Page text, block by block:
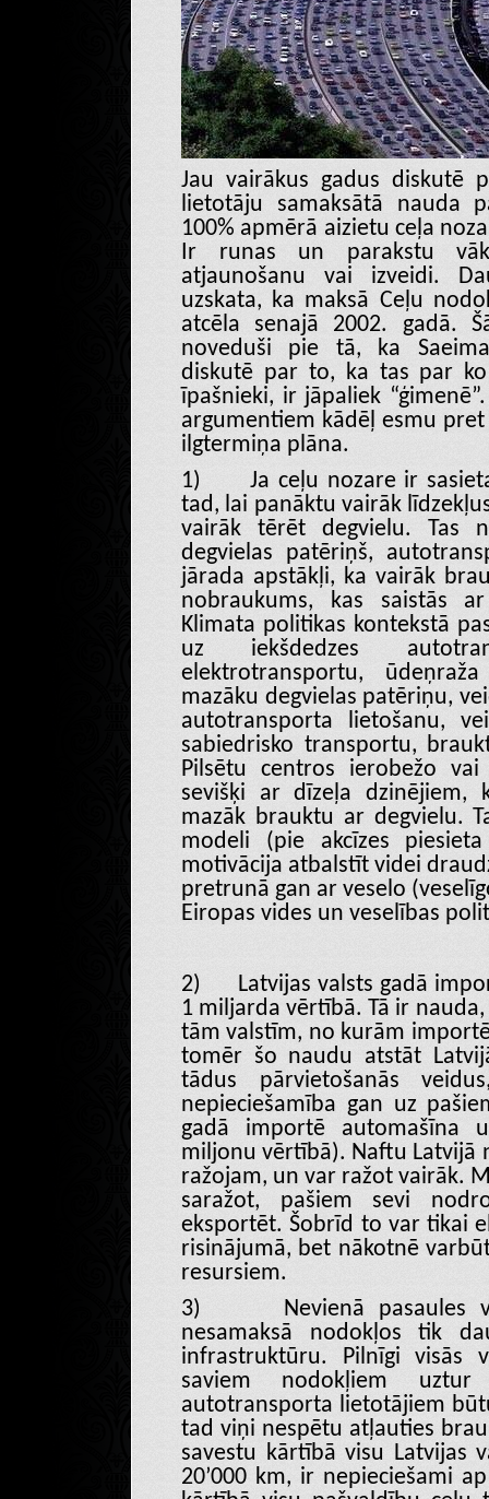
Jau vairākus gadus diskutē
lietotāju samaksātā nauda
100% apmērā aizietu ceļa
Ir runas un parakstu
atjaunošanu vai izveidi.
uzskata, ka maksā Ceļu
atcēla senajā 2002. gadā.
noveduši pie tā, ka
diskutē par to, ka tas par
īpašnieki, ir jāpaliek
argumentiem kādēļ esmu
ilgtermiņa plāna.
1)
Ja ceļu nozare ir
tad, lai panāktu vairāk
vairāk tērēt degvielu. Tas
degvielas patēriņš,
jārada apstākļi, ka vairāk
nobraukums, kas saistās
Klimata politikas kontekstā
uz iekšdedzes
elektrotransportu,
mazāku degvielas patēriņu,
autotransporta lietošanu,
sabiedrisko transportu,
Pilsētu centros ierobežo
sevišķi ar dīzeļa dzinējiem,
mazāk brauktu ar degvielu.
modeli (pie akcīzes
motivācija atbalstīt videi
pretrunā gan ar veselo
Eiropas vides un veselības
2)
Latvijas valsts gadā
1 miljarda vērtībā. Tā ir
tām valstīm, no kurām
tomēr šo naudu atstāt
tādus pārvietošanās
nepieciešamība gan uz
gadā importē automašīna
miljonu vērtībā). Naftu Latvijā
ražojam, un var ražot vairāk.
saražot, pašiem sevi
eksportēt. Šobrīd to var tikai
risinājumā, bet nākotnē
resursiem.
3)
Nevienā pasaules
nesamaksā nodokļos tik
infrastruktūru. Pilnīgi visās
saviem nodokļiem
autotransporta lietotājiem
tad viņi nespētu atļauties
savestu kārtībā visu Latvijas
20’000 km, ir nepieciešami